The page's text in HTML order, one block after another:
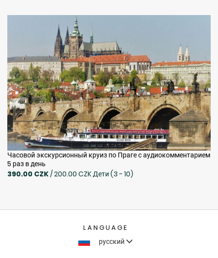
Часовой экскурсионный круиз по Праге с аудиокомментарием
5 раз в день
390.00 CZK/ 200.00 CZK Дети (3 - 10)
LANGUAGE
русский